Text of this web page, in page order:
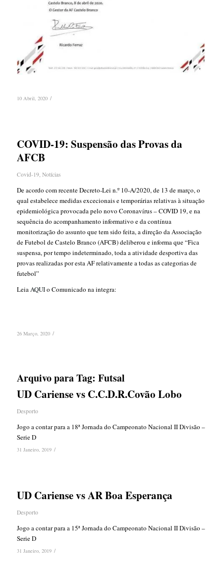
10 Abril, 2020 /
COVID-19: Suspensão das Provas da
AFCB
Covid-19, Notícias
De acordo com recente Decreto-Lei n.º 10-A/2020, de 13 de março, o
qual estabelece medidas excecionais e temporárias relativas à situação
epidemiológica provocada pelo novo Coronavírus – COVID 19, e na
sequência do acompanhamento informativo e da contínua
monitorização do assunto que tem sido feita, a direção da Associação
de Futebol de Castelo Branco (AFCB) deliberou e informa que “Fica
suspensa, por tempo indeterminado, toda a atividade desportiva das
provas realizadas por esta AF relativamente a todas as categorias de
futebol”
LeiaAQUIo Comunicado na integra:
26 Março, 2020 /
Arquivo para Tag: Futsal
UD Cariense vs C.C.D.R.Covão Lobo
Desporto
Jogo a contar para a 18ª Jornada do Campeonato Nacional II Divisão –
Serie D
31 Janeiro, 2019 /
UD Cariense vs AR Boa Esperança
Desporto
Jogo a contar para a 15ª Jornada do Campeonato Nacional II Divisão –
Serie D
31 Janeiro, 2019 /